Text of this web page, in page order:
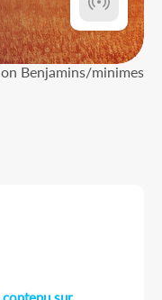
Benjamins/minimes